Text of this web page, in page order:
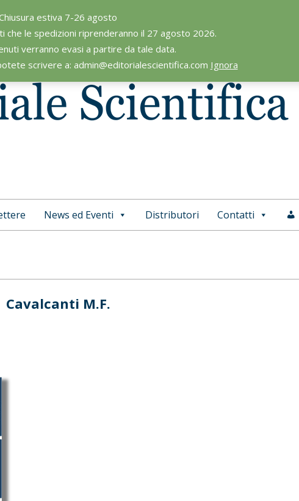
estiva 7-26 agosto
che le spedizioni riprenderanno il 27 agosto 2026.
verranno evasi a partire da tale data.
scrivere a: admin@editorialescientifica.com Ignora
Primary
News ed Eventi Distributori Contatti
Cavalcanti M.F.